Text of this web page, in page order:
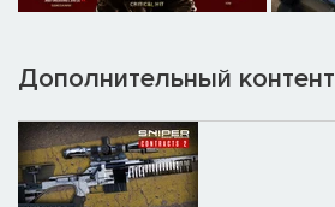
Дополнительный контент